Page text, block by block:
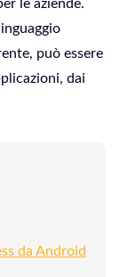
le aziende.
può essere
dai
da Android